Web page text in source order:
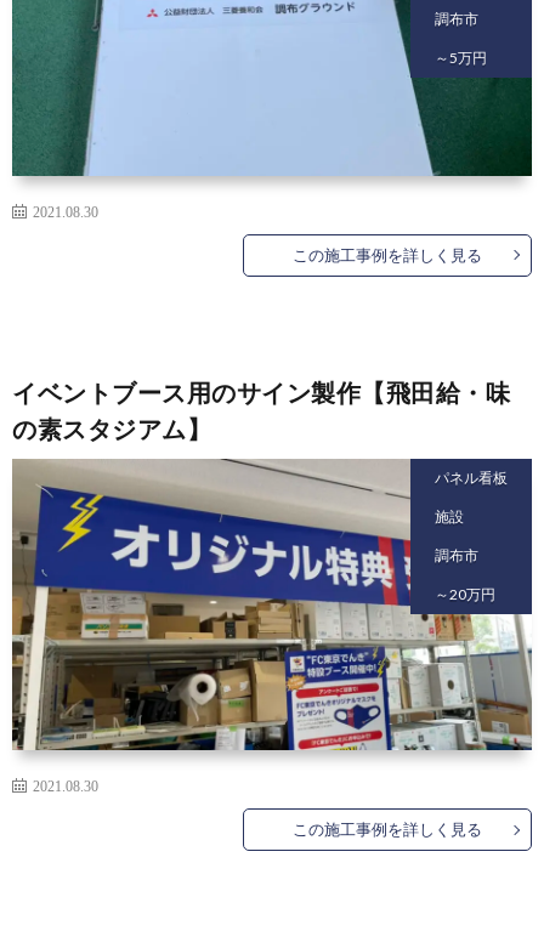
調布市
～5万円
2021.08.30
この施工事例を詳しく見る
イベントブース用のサイン製作【飛田給・味
の素スタジアム】
パネル看板
施設
調布市
～20万円
2021.08.30
この施工事例を詳しく見る